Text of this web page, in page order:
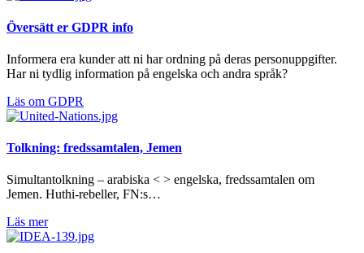
Översätt er GDPR info
Informera era kunder att ni har ordning på deras personuppgifter.
Har ni tydlig information på engelska och andra språk?
Läs om GDPR
Tolkning: fredssamtalen, Jemen
Simultantolkning – arabiska < > engelska, fredssamtalen om
Jemen. Huthi-rebeller, FN:s…
Läs mer